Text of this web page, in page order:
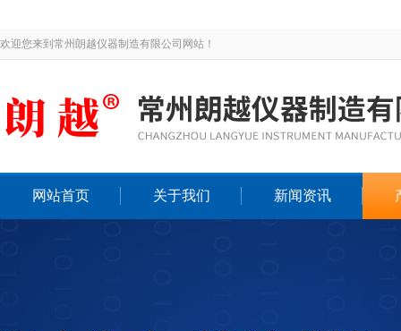
欢迎您来到常州朗越仪器制造有限公司网站！
网站首页 关于我们 新闻资讯